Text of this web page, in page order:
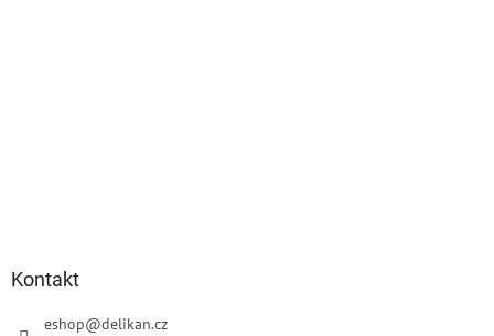
Kontakt
eshop@delikan.cz